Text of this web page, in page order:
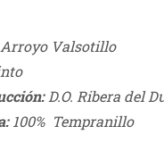
Arroyo Valsotillo
D.O. Ribera del
100% Tempranillo